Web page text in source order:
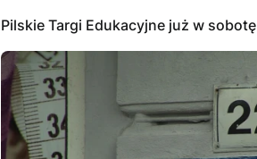
Pilskie Targi Edukacyjne już w sobotę